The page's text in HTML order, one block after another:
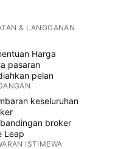
& LANGGANAN
Harga
pasaran
pelan
keseluruhan
broker
Leap
ISTIMEWA